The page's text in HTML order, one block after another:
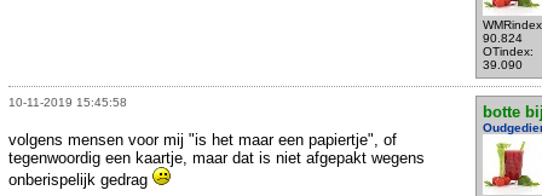
90.824
OTindex:
39.090
10-11-2019 15:45:58
botte
volgens mensen voor mij "is het maar een papiertje", of
tegenwoordig een kaartje, maar dat is niet afgepakt wegens
onberispelijk gedrag